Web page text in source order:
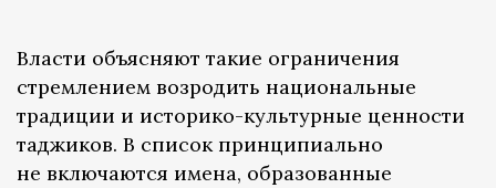
Власти объясняют такие ограничения
стремлением возродить национальные
традиции и историко-культурные ценности
таджиков. В список принципиально
не включаются имена, образованные